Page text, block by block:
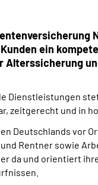
(DGS)
ein
Alterssicherung
Dienstleistungen
zeitgerecht und in
Deutschlands vor
Rentner sowie
da und orientiert